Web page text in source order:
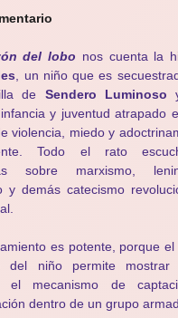
del lobo nos cuenta la
, un niño que es
de Sendero Luminoso
y juventud atrapado
violencia, miedo y
Todo el rato
sobre marxismo,
y demás catecismo
es potente, porque el
del niño permite mostrar
el mecanismo de
dentro de un grupo